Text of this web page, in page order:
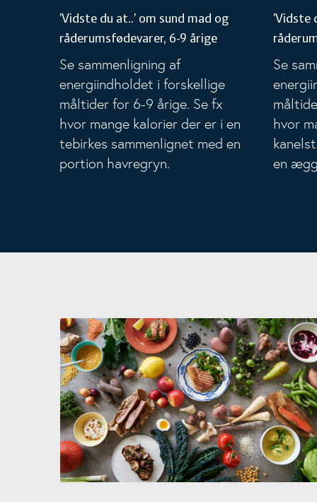
'Vidste du at..' om sund mad og
råderumsfødevarer, 6-9 årige
Se sammenligning af
energiindholdet i forskellige
måltider for 6-9 årige. Se fx
hvor mange kalorier der er i en
tebirkes sammenlignet med en
portion havregryn.
'Vidste
Se
hvor
en
Lav personlige måltidsplaner med Måltidsberegneren